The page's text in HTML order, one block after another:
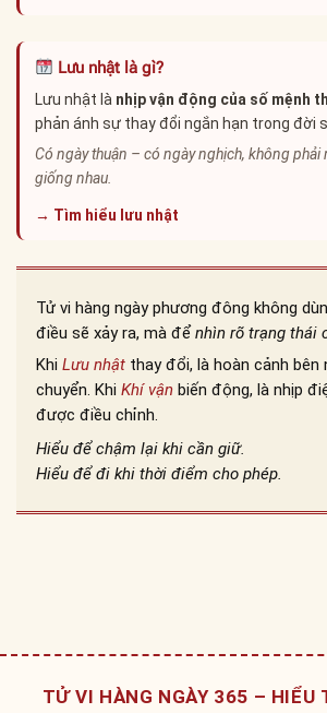
Lưu nhật là gì?
Lưu nhật là nhịp vận động của số mệnh
phản ánh sự thay đổi ngắn hạn trong đời
Có ngày thuận – có ngày nghịch, không phải
giống nhau.
→ Tìm hiểu lưu nhật
Tử vi hàng ngày phương đông không
điều sẽ xảy ra, mà đểnhìn rõ trạng thái
Khi Lưu nhật thay đổi, là hoàn cảnh bên
chuyển. Khi Khí vận biến động, là nhịp
được điều chỉnh.
Hiểu để chậm lại khi cần giữ.
Hiểu để đi khi thời điểm cho phép.
TỬ VI HÀNG NGÀY 365 – HIỂU